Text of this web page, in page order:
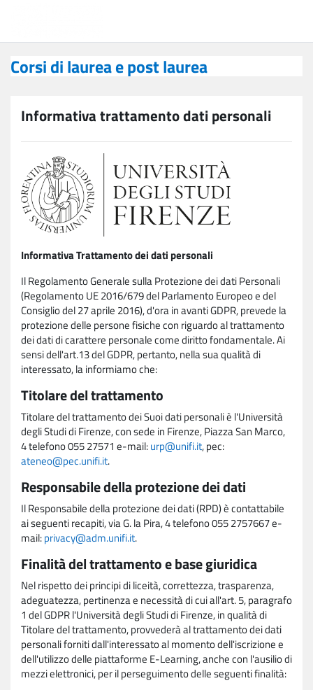
Corsi di laurea e post laurea
Informativa trattamento dati personali
Informativa Trattamento dei dati personali
Il Regolamento Generale sulla Protezione dei dati Personali
(Regolamento UE 2016/679 del Parlamento Europeo e del
Consiglio del 27 aprile 2016), d'ora in avanti GDPR, prevede la
protezione delle persone fisiche con riguardo al trattamento
dei dati di carattere personale come diritto fondamentale. Ai
sensi dell'art.13 del GDPR, pertanto, nella sua qualità di
interessato, la informiamo che:
Titolare del trattamento
Titolare del trattamento dei Suoi dati personali è l'Università
degli Studi di Firenze, con sede in Firenze, Piazza San Marco,
4 telefono 055 27571 e-mail:urp@unifi.it, pec:
ateneo@pec.unifi.it.
Responsabile della protezione dei dati
Il Responsabile della protezione dei dati (RPD) è contattabile
ai seguenti recapiti, via G. la Pira, 4 telefono 055 2757667 e-
mail:privacy@adm.unifi.it.
Finalità del trattamento e base giuridica
Nel rispetto dei principi di liceità, correttezza, trasparenza,
adeguatezza, pertinenza e necessità di cui all'art. 5, paragrafo
1 del GDPR l'Università degli Studi di Firenze, in qualità di
Titolare del trattamento, provvederà al trattamento dei dati
personali forniti dall'interessato al momento dell'iscrizione e
dell'utilizzo delle piattaforme E-Learning, anche con l'ausilio di
mezzi elettronici, per il perseguimento delle seguenti finalità: